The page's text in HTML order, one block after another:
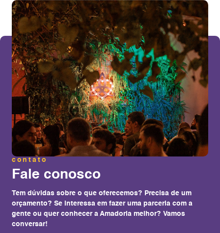
contato
Fale conosco
Tem dúvidas sobre o que oferecemos? Precisa de um
orçamento? Se interessa em fazer uma parceria com a
gente ou quer conhecer a Amadoria melhor? Vamos
conversar!